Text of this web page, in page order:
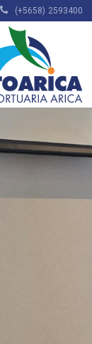
(+5658) 2593400